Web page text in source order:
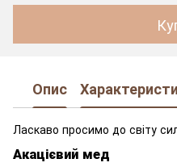
Опис
Ласкаво просимо до світу
Акацієвий мед